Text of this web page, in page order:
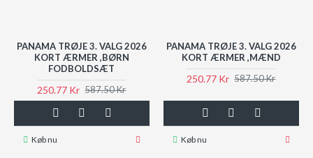
PANAMA TRØJE 3. VALG 2026
KORT ÆRMER ,BØRN
FODBOLDSÆT
250.77 Kr 587.50 Kr
Køb nu
PANAMA TRØJE 3. VALG 2026
KORT ÆRMER ,MÆND
250.77 Kr 587.50 Kr
Køb nu